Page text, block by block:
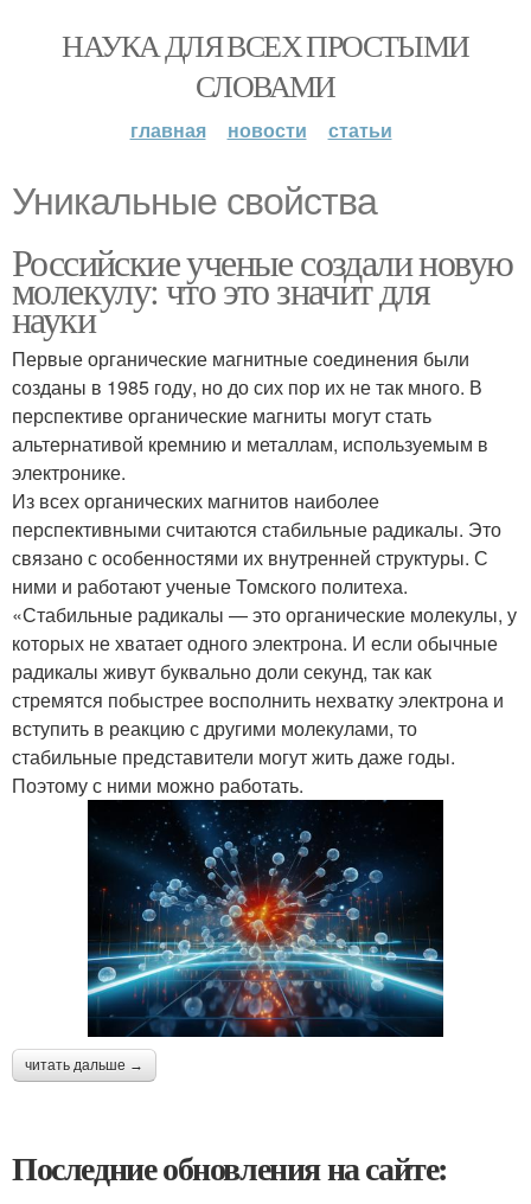
НАУКА ДЛЯ ВСЕХ ПРОСТЫМИ
СЛОВАМИ
главная новости статьи
Уникальные свойства
Российские ученые создали новую
молекулу: что это значит для
науки
Первые органические магнитные соединения были
созданы в 1985 году, но до сих пор их не так много. В
перспективе органические магниты могут стать
альтернативой кремнию и металлам, используемым в
электронике.
Из всех органических магнитов наиболее
перспективными считаются стабильные радикалы. Это
связано с особенностями их внутренней структуры. С
ними и работают ученые Томского политеха.
«Стабильные радикалы — это органические молекулы, у
которых не хватает одного электрона. И если обычные
радикалы живут буквально доли секунд, так как
стремятся побыстрее восполнить нехватку электрона и
вступить в реакцию с другими молекулами, то
стабильные представители могут жить даже годы.
Поэтому с ними можно работать.
читать дальше →
Последние обновления на сайте: